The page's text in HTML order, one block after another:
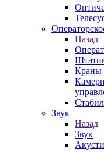
Назад
Краны
Звук
Назад
Звук